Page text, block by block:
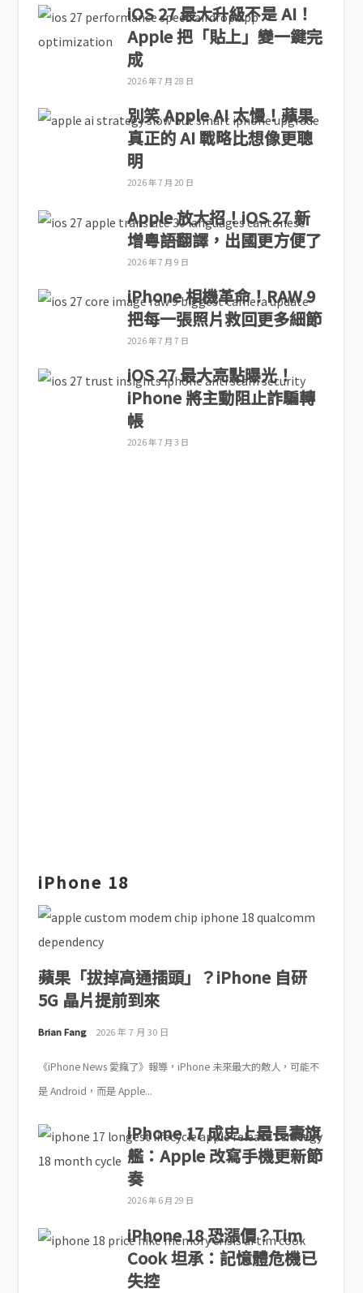
iOS 27 最大升級不是 AI！
Apple 把「貼上」變一鍵完
成
2026 年 7 月 28 日
別笑 Apple AI 太慢！蘋果
真正的 AI 戰略比想像更聰
明
2026 年 7 月 20 日
Apple 放大招！iOS 27 新
增粵語翻譯，出國更方便了
2026 年 7 月 9 日
iPhone 相機革命！RAW 9
把每一張照片救回更多細節
2026 年 7 月 7 日
iOS 27 最大亮點曝光！
iPhone 將主動阻止詐騙轉
帳
2026 年 7 月 3 日
iPhone 18
蘋果「拔掉高通插頭」？iPhone 自研
5G 晶片提前到來
Brian Fang 2026 年 7 月 30 日
《iPhone News 愛瘋了》報導，iPhone 未來最大的敵人，可能不
是 Android，而是 Apple...
iPhone 17 成史上最長壽旗
艦：Apple 改寫手機更新節
奏
2026 年 6 月 29 日
iPhone 18 恐漲價？Tim
Cook 坦承：記憶體危機已
失控